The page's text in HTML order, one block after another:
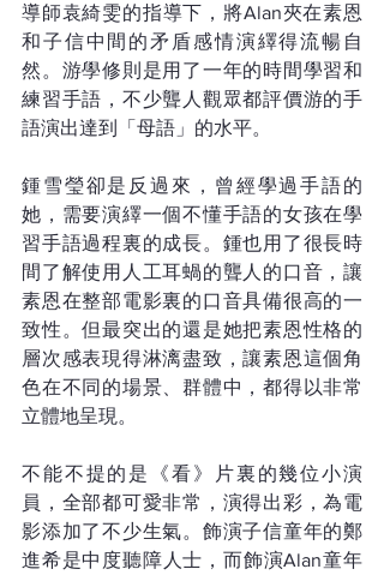
導師袁綺雯的指導下，將Alan夾在素恩
和子信中間的矛盾感情演繹得流暢自
然。游學修則是用了一年的時間學習和
練習手語，不少聾人觀眾都評價游的手
語演出達到「母語」的水平。
鍾雪瑩卻是反過來，曾經學過手語的
她，需要演繹一個不懂手語的女孩在學
習手語過程裏的成長。鍾也用了很長時
間了解使用人工耳蝸的聾人的口音，讓
素恩在整部電影裏的口音具備很高的一
致性。但最突出的還是她把素恩性格的
層次感表現得淋漓盡致，讓素恩這個角
色在不同的場景、群體中，都得以非常
立體地呈現。
不能不提的是《看》片裏的幾位小演
員，全部都可愛非常，演得出彩，為電
影添加了不少生氣。飾演子信童年的鄭
進希是中度聽障人士，而飾演Alan童年